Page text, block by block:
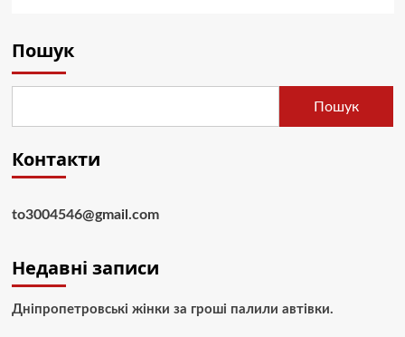
Пошук
Пошук
Контакти
to3004546@gmail.com
Недавні записи
Дніпропетровські жінки за гроші палили автівки.